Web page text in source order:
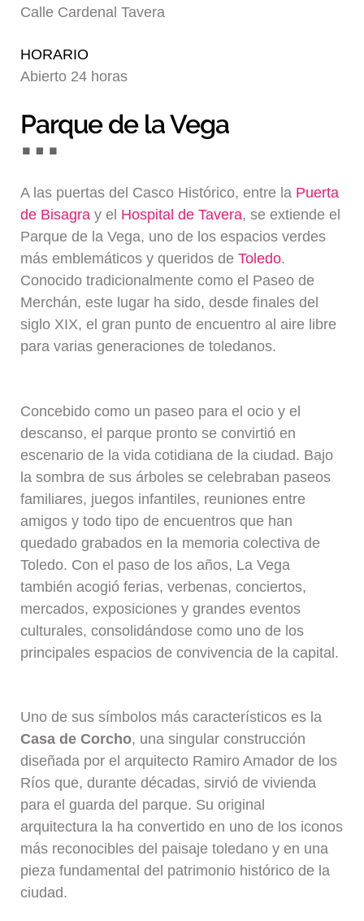
Blog
Calle Cardenal Tavera
HORARIO
Abierto 24 horas
Parque de la Vega
A las puertas del Casco Histórico, entre la Puerta
de Bisagra y el Hospital de Tavera, se extiende el
Parque de la Vega, uno de los espacios verdes
más emblemáticos y queridos deToledo.
Conocido tradicionalmente como el Paseo de
Merchán, este lugar ha sido, desde finales del
siglo XIX, el gran punto de encuentro al aire libre
para varias generaciones de toledanos.
Concebido como un paseo para el ocio y el
descanso, el parque pronto se convirtió en
escenario de la vida cotidiana de la ciudad. Bajo
la sombra de sus árboles se celebraban paseos
familiares, juegos infantiles, reuniones entre
amigos y todo tipo de encuentros que han
quedado grabados en la memoria colectiva de
Toledo. Con el paso de los años, La Vega
también acogió ferias, verbenas, conciertos,
mercados, exposiciones y grandes eventos
culturales, consolidándose como uno de los
principales espacios de convivencia de la capital.
Uno de sus símbolos más característicos es la
Casa de Corcho, una singular construcción
diseñada por el arquitecto Ramiro Amador de los
Ríos que, durante décadas, sirvió de vivienda
para el guarda del parque. Su original
arquitectura la ha convertido en uno de los iconos
más reconocibles del paisaje toledano y en una
pieza fundamental del patrimonio histórico de la
ciudad.